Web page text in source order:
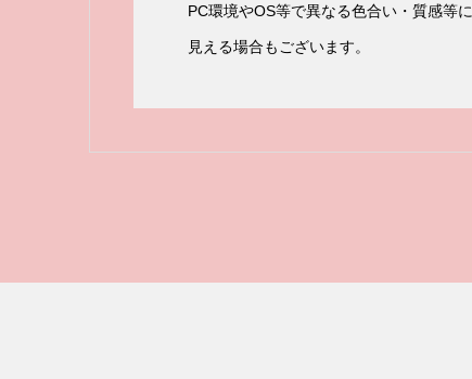
PC環境やOS等で異なる色合い・質感等に
見える場合もございます。